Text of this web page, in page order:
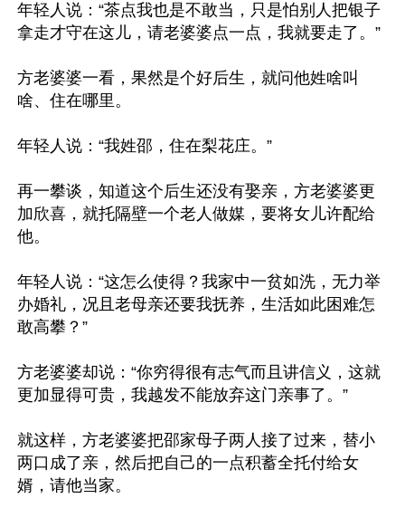
年轻人说：“茶点我也是不敢当，只是怕别人把银子
拿走才守在这儿，请老婆婆点一点，我就要走了。”
方老婆婆一看，果然是个好后生，就问他姓啥叫
啥、住在哪里。
年轻人说：“我姓邵，住在梨花庄。”
再一攀谈，知道这个后生还没有娶亲，方老婆婆更
加欣喜，就托隔壁一个老人做媒，要将女儿许配给
他。
年轻人说：“这怎么使得？我家中一贫如洗，无力举
办婚礼，况且老母亲还要我抚养，生活如此困难怎
敢高攀？”
方老婆婆却说：“你穷得很有志气而且讲信义，这就
更加显得可贵，我越发不能放弃这门亲事了。”
就这样，方老婆婆把邵家母子两人接了过来，替小
两口成了亲，然后把自己的一点积蓄全托付给女
婿，请他当家。